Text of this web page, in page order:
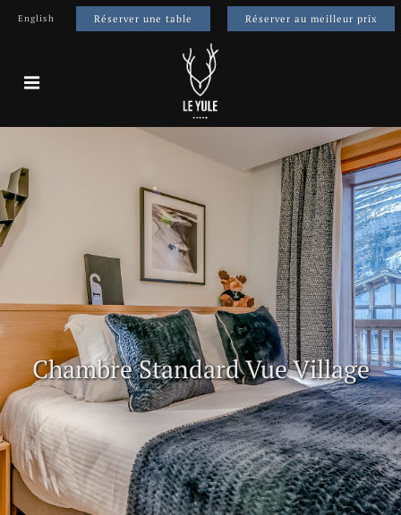
English Réserver une table Réserver au meilleur prix
Chambre Standard Vue Village